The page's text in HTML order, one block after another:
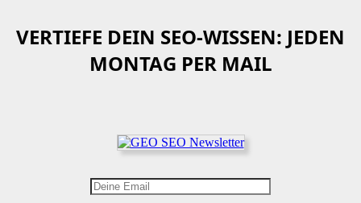
VERTIEFE DEIN SEO-WISSEN: JEDEN
MONTAG PER MAIL